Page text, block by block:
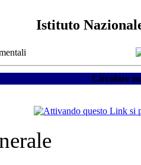
Istituto
Circolare